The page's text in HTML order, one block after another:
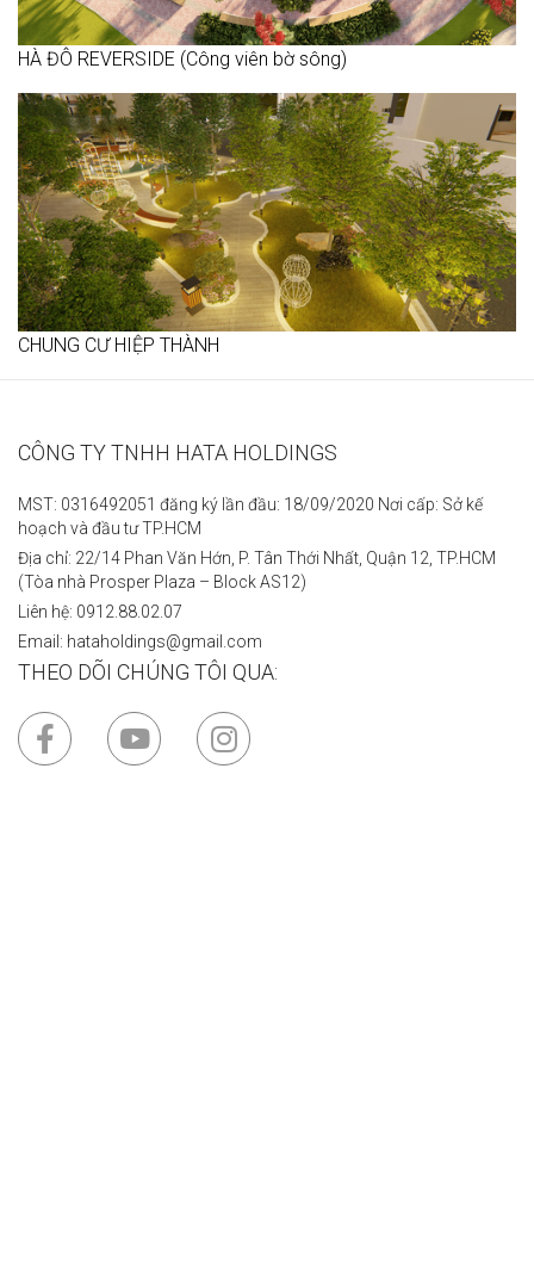
HÀ ĐÔ REVERSIDE (Công viên bờ sông)
CHUNG CƯ HIỆP THÀNH
CÔNG TY TNHH HATA HOLDINGS
MST: 0316492051 đăng ký lần đầu: 18/09/2020 Nơi cấp: Sở kế
hoạch và đầu tư TP.HCM
Địa chỉ: 22/14 Phan Văn Hớn, P. Tân Thới Nhất, Quận 12, TP.HCM
(Tòa nhà Prosper Plaza – Block AS12)
Liên hệ: 0912.88.02.07
Email: hataholdings@gmail.com
THEO DÕI CHÚNG TÔI QUA: